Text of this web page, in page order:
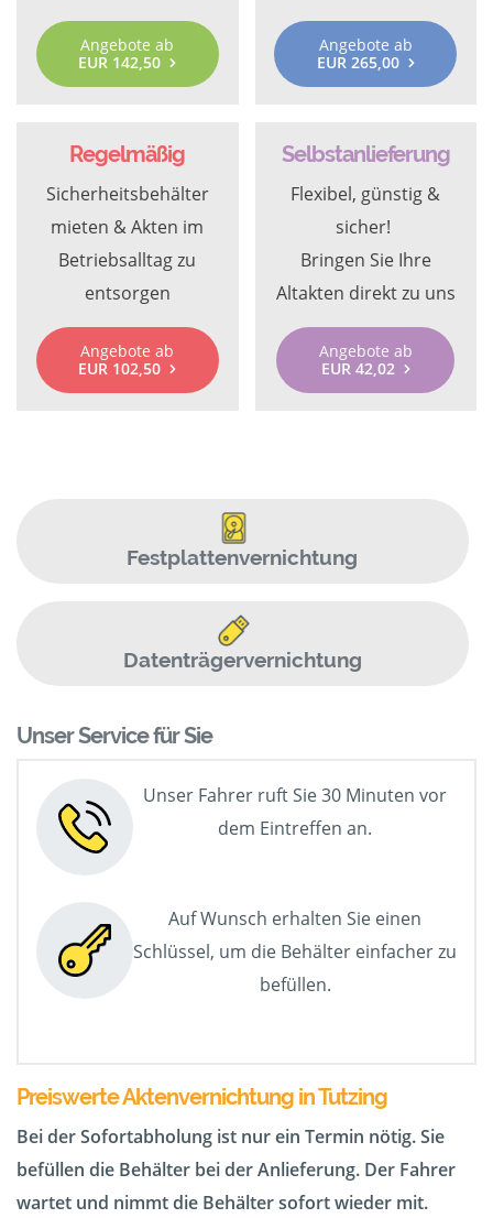
Angebote ab
EUR 142,50
Angebote ab
EUR 265,00
Regelmäßig
Sicherheitsbehälter
mieten & Akten im
Betriebsalltag zu
entsorgen
Angebote ab
EUR 102,50
Selbstanlieferung
Flexibel, günstig &
sicher!
Bringen Sie Ihre
Altakten direkt zu uns
Angebote ab
EUR 42,02
Festplattenvernichtung
Datenträgervernichtung
Unser Service für Sie
Unser Fahrer ruft Sie 30 Minuten vor
dem Eintreffen an.
Auf Wunsch erhalten Sie einen
Schlüssel, um die Behälter einfacher zu
befüllen.
Preiswerte Aktenvernichtung in Tutzing
Bei der Sofortabholung ist nur ein Termin nötig. Sie
befüllen die Behälter bei der Anlieferung. Der Fahrer
wartet und nimmt die Behälter sofort wieder mit.